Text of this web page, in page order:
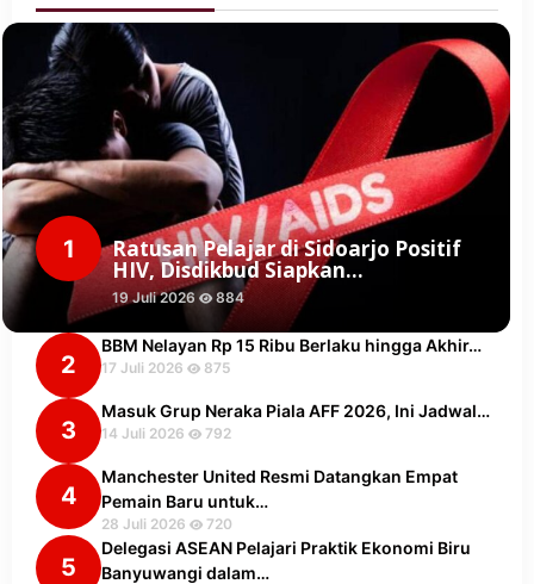
1 Ratusan Pelajar di Sidoarjo Positif
HIV, Disdikbud Siapkan…
19 Juli 2026 884
2
BBM Nelayan Rp 15 Ribu Berlaku hingga Akhir…
17 Juli 2026 875
3
Masuk Grup Neraka Piala AFF 2026, Ini Jadwal…
14 Juli 2026 792
4
Manchester United Resmi Datangkan Empat
Pemain Baru untuk…
28 Juli 2026 720
5
Delegasi ASEAN Pelajari Praktik Ekonomi Biru
Banyuwangi dalam…